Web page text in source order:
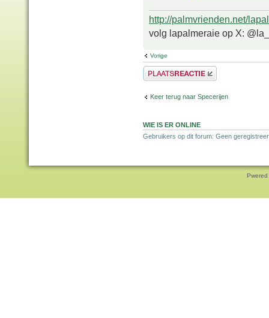
http://palmvrienden.net/
volg lapalmeraie op X:
Vorige
Plaats een reactie
Keer terug naar Specerijen
WIE IS ER ONLINE
Gebruikers op dit forum: Geen